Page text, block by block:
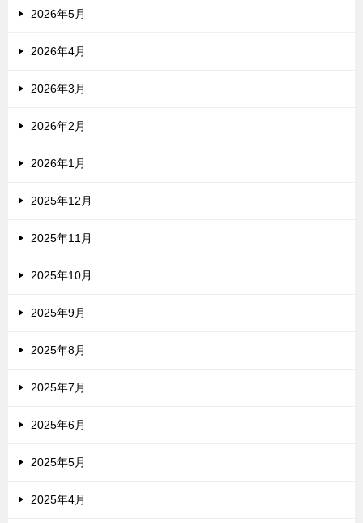
2026年5月
2026年4月
2026年3月
2026年2月
2026年1月
2025年12月
2025年11月
2025年10月
2025年9月
2025年8月
2025年7月
2025年6月
2025年5月
2025年4月